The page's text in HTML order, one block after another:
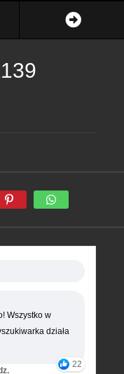
Wszystko w
działa
22